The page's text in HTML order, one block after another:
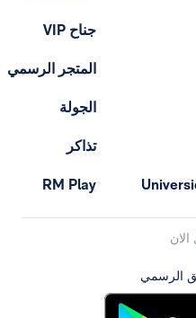
المتجر الرسمي
RM Play